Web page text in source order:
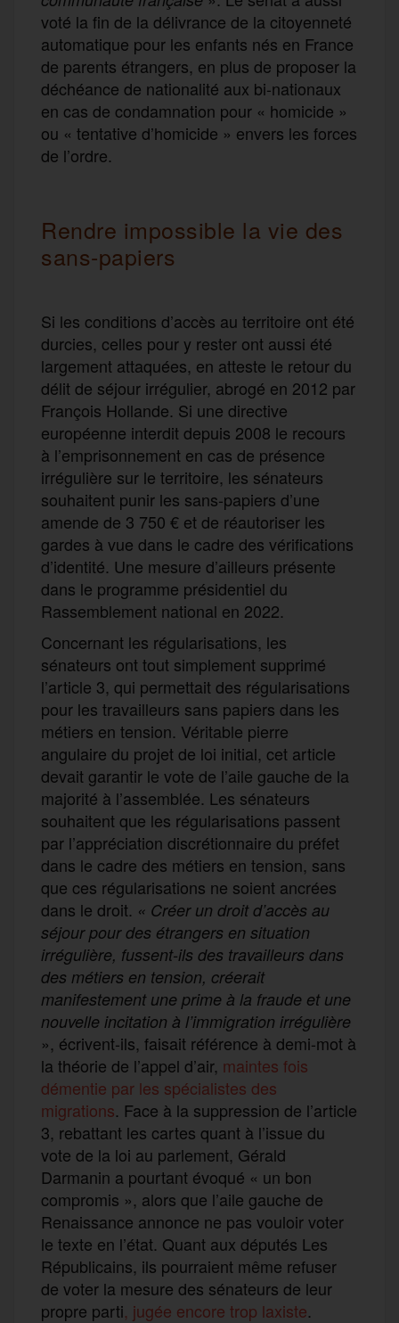
voté la fin de la délivrance de la citoyenneté
automatique pour les enfants nés en France
de parents étrangers, en plus de proposer la
déchéance de nationalité aux bi-nationaux
en cas de condamnation pour « homicide »
ou « tentative d’homicide » envers les forces
de l’ordre.
Rendre impossible la vie des
sans-papiers
Si les conditions d’accès au territoire ont été
durcies, celles pour y rester ont aussi été
largement attaquées, en atteste le retour du
délit de séjour irrégulier, abrogé en 2012 par
François Hollande. Si une directive
européenne interdit depuis 2008 le recours
à l’emprisonnement en cas de présence
irrégulière sur le territoire, les sénateurs
souhaitent punir les sans-papiers d’une
amende de 3 750 € et de réautoriser les
gardes à vue dans le cadre des vérifications
d’identité. Une mesure d’ailleurs présente
dans le programme présidentiel du
Rassemblement national en 2022.
Concernant les régularisations, les
sénateurs ont tout simplement supprimé
l’article 3, qui permettait des régularisations
pour les travailleurs sans papiers dans les
métiers en tension. Véritable pierre
angulaire du projet de loi initial, cet article
devait garantir le vote de l’aile gauche de la
majorité à l’assemblée. Les sénateurs
souhaitent que les régularisations passent
par l’appréciation discrétionnaire du préfet
dans le cadre des métiers en tension, sans
que ces régularisations ne soient ancrées
dans le droit. « Créer un droit d’accès au
séjour pour des étrangers en situation
irrégulière, fussent-ils des travailleurs dans
des métiers en tension, créerait
manifestement une prime à la fraude et une
nouvelle incitation à l’immigration irrégulière
», écrivent-ils, faisait référence à demi-mot à
la théorie de l’appel d’air, maintes fois
démentie par les spécialistes des
migrations. Face à la suppression de l’article
3, rebattant les cartes quant à l’issue du
vote de la loi au parlement, Gérald
Darmanin a pourtant évoqué « un bon
compromis », alors que l’aile gauche de
Renaissance annonce ne pas vouloir voter
le texte en l’état. Quant aux députés Les
Républicains, ils pourraient même refuser
de voter la mesure des sénateurs de leur
propre parti, jugée encore trop laxiste.